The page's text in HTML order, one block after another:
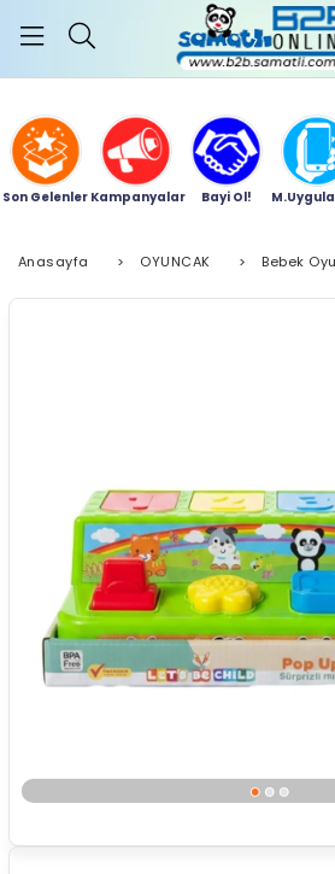
Son Gelenler Kampanyalar Bayi Ol!
Anasayfa > OYUNCAK > Bebek